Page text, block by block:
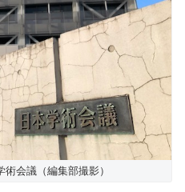
会議（編集部撮影）